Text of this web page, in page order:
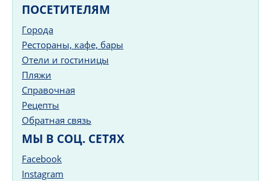
ПОСЕТИТЕЛЯМ
Города
Рестораны, кафе, бары
Отели и гостиницы
Пляжи
Справочная
Рецепты
Обратная связь
МЫ В СОЦ. СЕТЯХ
Facebook
Instagram